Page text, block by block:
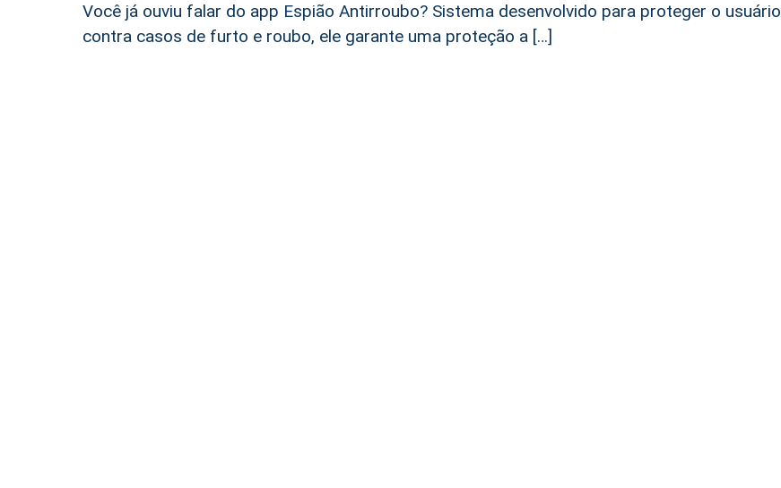
Você já ouviu falar do app Espião Antirroubo? Sistema desenvolvido para proteger o usuário
contra casos de furto e roubo, ele garante uma proteção a […]